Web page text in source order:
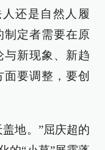
还是自然人履
制定者需要在原
与新现象、新趋
要调整，要创
地。”屈庆超的